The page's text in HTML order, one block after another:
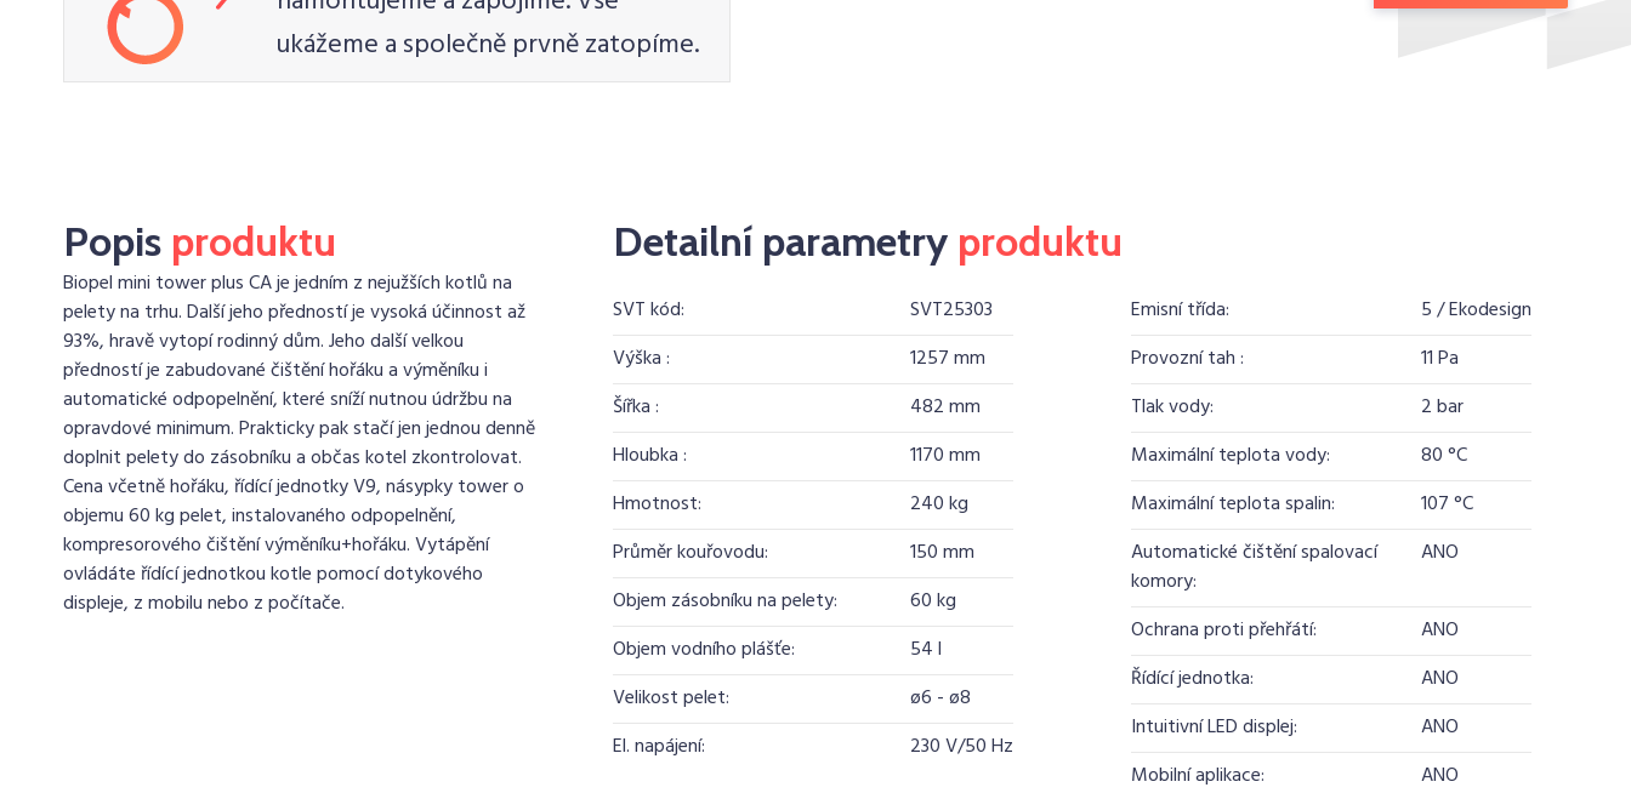
ukážeme a společně prvně zatopíme.
Popis produktu
Biopel mini tower plus CA je jedním z nejužších kotlů na
pelety na trhu. Další jeho předností je vysoká účinnost až
93%, hravě vytopí rodinný dům. Jeho další velkou
předností je zabudované čištění hořáku a výměníku i
automatické odpopelnění, které sníží nutnou údržbu na
opravdové minimum. Prakticky pak stačí jen jednou denně
doplnit pelety do zásobníku a občas kotel zkontrolovat.
Cena včetně hořáku, řídící jednotky V9, násypky tower o
objemu 60 kg pelet, instalovaného odpopelnění,
kompresorového čištění výměníku+hořáku. Vytápění
ovládáte řídící jednotkou kotle pomocí dotykového
displeje, z mobilu nebo z počítače.
Detailní parametry produktu
SVT kód:
SVT25303
Výška :
1257 mm
Šířka :
482 mm
Hloubka :
1170 mm
Hmotnost:
240 kg
Průměr kouřovodu:
150 mm
Objem zásobníku na pelety:
60 kg
Objem vodního plášťe:
54 l
Velikost pelet:
ø6 - ø8
El. napájení:
230 V/50 Hz
Emisní třída:
5 / Ekodesign
Provozní tah :
11 Pa
Tlak vody:
2 bar
Maximální teplota vody:
80 °C
Maximální teplota spalin:
107 °C
Automatické čištění spalovací
komory:
ANO
Ochrana proti přehřátí:
ANO
Řídící jednotka:
ANO
Intuitivní LED displej:
ANO
Mobilní aplikace:
ANO